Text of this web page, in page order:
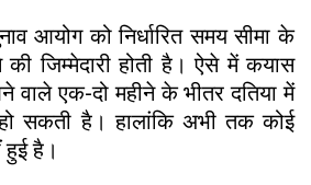
आयोग को निर्धारित समय सीमा के
जिम्मेदारी होती है। ऐसे में कयास
वाले एक-दो महीने के भीतर दतिया में
सकती है। हालांकि अभी तक कोई
हुई है।